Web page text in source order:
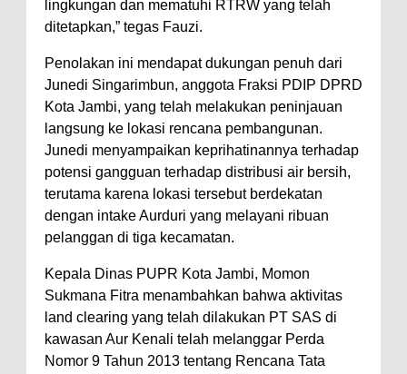
lingkungan dan mematuhi RTRW yang telah
ditetapkan,” tegas Fauzi.
Penolakan ini mendapat dukungan penuh dari
Junedi Singarimbun, anggota Fraksi PDIP DPRD
Kota Jambi, yang telah melakukan peninjauan
langsung ke lokasi rencana pembangunan.
Junedi menyampaikan keprihatinannya terhadap
potensi gangguan terhadap distribusi air bersih,
terutama karena lokasi tersebut berdekatan
dengan intake Aurduri yang melayani ribuan
pelanggan di tiga kecamatan.
Kepala Dinas PUPR Kota Jambi, Momon
Sukmana Fitra menambahkan bahwa aktivitas
land clearing yang telah dilakukan PT SAS di
kawasan Aur Kenali telah melanggar Perda
Nomor 9 Tahun 2013 tentang Rencana Tata